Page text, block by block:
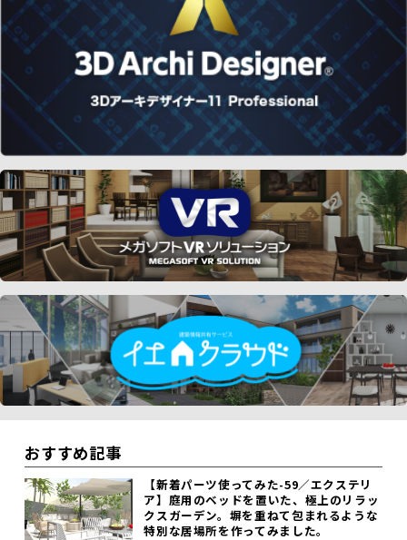
おすすめ記事
【新着パーツ使ってみた-59／エクステリ
ア】庭用のベッドを置いた、極上のリラッ
クスガーデン。塀を重ねて包まれるような
特別な居場所を作ってみました。